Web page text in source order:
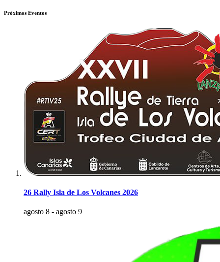
Próximos Eventos
26 Rally Isla de Los Volcanes 2026
agosto 8 - agosto 9